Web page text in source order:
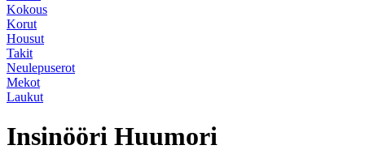
Kokous
Korut
Housut
Takit
Neulepuserot
Mekot
Laukut
Insinööri Huumori